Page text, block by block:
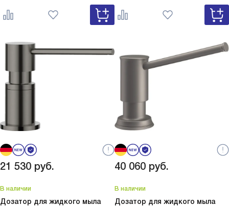
Lato Silgranit вулкан
серый 526954
Lato Silgranit мягкий
белый 526955
21 530 руб.
В наличии
Дозатор для жидкого мыла
40 060 руб.
В наличии
Дозатор для жидкого мыла